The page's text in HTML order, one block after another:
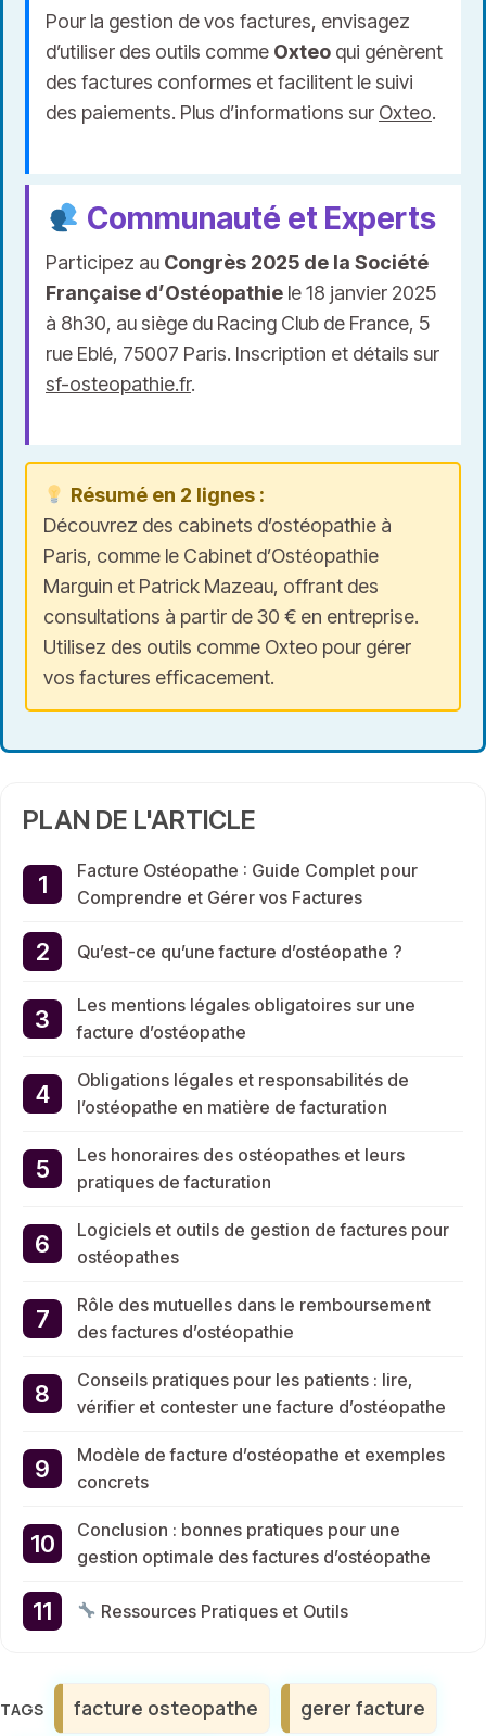
Pour la gestion de vos factures, envisagez
d’utiliser des outils comme Oxteo qui génèrent
des factures conformes et facilitent le suivi
des paiements. Plus d’informations sur Oxteo.
Communauté et Experts
Participez au Congrès 2025 de la Société
Française d’Ostéopathie le 18 janvier 2025
à 8h30, au siège du Racing Club de France, 5
rue Eblé, 75007 Paris. Inscription et détails sur
sf-osteopathie.fr.
Résumé en 2 lignes :
Découvrez des cabinets d’ostéopathie à
Paris, comme le Cabinet d’Ostéopathie
Marguin et Patrick Mazeau, offrant des
consultations à partir de 30 € en entreprise.
Utilisez des outils comme Oxteo pour gérer
vos factures efficacement.
PLAN DE L'ARTICLE
Facture Ostéopathe : Guide Complet pour
Comprendre et Gérer vos Factures
Qu’est-ce qu’une facture d’ostéopathe ?
Les mentions légales obligatoires sur une
facture d’ostéopathe
Obligations légales et responsabilités de
l’ostéopathe en matière de facturation
Les honoraires des ostéopathes et leurs
pratiques de facturation
Logiciels et outils de gestion de factures pour
ostéopathes
Rôle des mutuelles dans le remboursement
des factures d’ostéopathie
Conseils pratiques pour les patients : lire,
vérifier et contester une facture d’ostéopathe
Modèle de facture d’ostéopathe et exemples
concrets
Conclusion : bonnes pratiques pour une
gestion optimale des factures d’ostéopathe
Ressources Pratiques et Outils
Étiquettes
facture osteopathe gerer facture